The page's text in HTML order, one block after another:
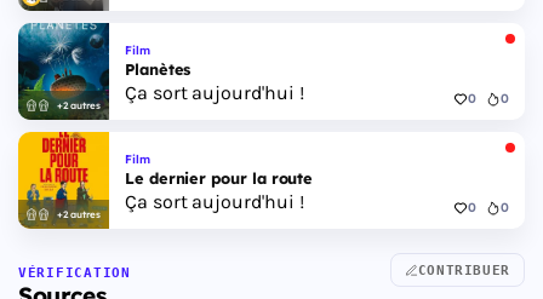
+2 autres
Film
Planètes
Ça sort aujourd'hui ! 0 0
+2 autres
Film
Le dernier pour la route
Ça sort aujourd'hui ! 0 0
VÉRIFICATION CONTRIBUER